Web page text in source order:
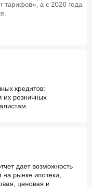
тарифов», а с 2020 года
кредитов:
их розничных
дает возможность
рынке ипотеки,
ценовая и